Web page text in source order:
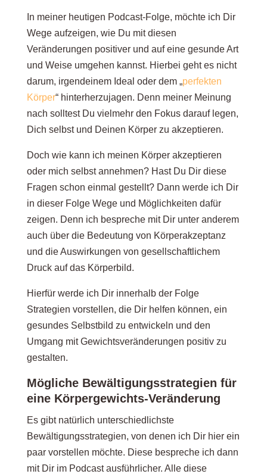
In meiner heutigen Podcast-Folge, möchte ich Dir
Wege aufzeigen, wie Du mit diesen
Veränderungen positiver und auf eine gesunde Art
und Weise umgehen kannst. Hierbei geht es nicht
darum, irgendeinem Ideal oder dem „perfekten
Körper“ hinterherzujagen. Denn meiner Meinung
nach solltest Du vielmehr den Fokus darauf legen,
Dich selbst und Deinen Körper zu akzeptieren.
Doch wie kann ich meinen Körper akzeptieren
oder mich selbst annehmen? Hast Du Dir diese
Fragen schon einmal gestellt? Dann werde ich Dir
in dieser Folge Wege und Möglichkeiten dafür
zeigen. Denn ich bespreche mit Dir unter anderem
auch über die Bedeutung von Körperakzeptanz
und die Auswirkungen von gesellschaftlichem
Druck auf das Körperbild.
Hierfür werde ich Dir innerhalb der Folge
Strategien vorstellen, die Dir helfen können, ein
gesundes Selbstbild zu entwickeln und den
Umgang mit Gewichtsveränderungen positiv zu
gestalten.
Mögliche Bewältigungsstrategien für
eine Körpergewichts-Veränderung
Es gibt natürlich unterschiedlichste
Bewältigungsstrategien, von denen ich Dir hier ein
paar vorstellen möchte. Diese bespreche ich dann
mit Dir im Podcast ausführlicher. Alle diese